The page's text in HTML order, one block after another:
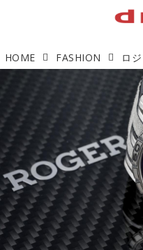
HOME FASHION